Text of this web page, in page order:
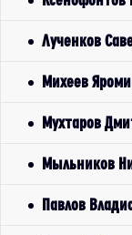
Лученков
Михеев
Мухтаров
Мыльников
Павлов